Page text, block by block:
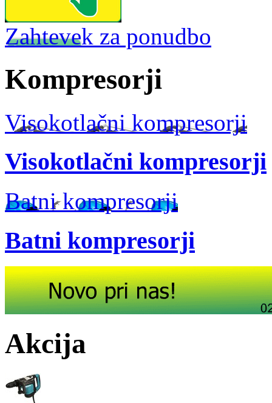
Zahtevek za ponudbo
Kompresorji
Visokotlačni kompresorji
Visokotlačni kompresorji
Batni kompresorji
Batni kompresorji
Akcija